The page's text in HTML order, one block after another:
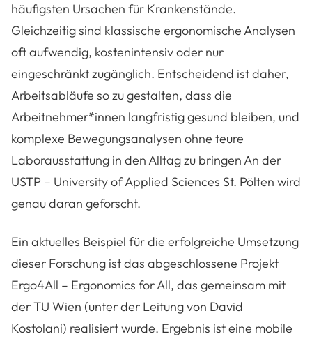
häufigsten Ursachen für Krankenstände.
Gleichzeitig sind klassische ergonomische Analysen
oft aufwendig, kostenintensiv oder nur
eingeschränkt zugänglich. Entscheidend ist daher,
Arbeitsabläufe so zu gestalten, dass die
Arbeitnehmer*innen langfristig gesund bleiben, und
komplexe Bewegungsanalysen ohne teure
Laborausstattung in den Alltag zu bringenAn der
USTP – University of Applied Sciences St. Pölten wird
genau daran geforscht.
Ein aktuelles Beispiel für die erfolgreiche Umsetzung
dieser Forschung ist das abgeschlossene Projekt
Ergo4All – Ergonomics for All, das gemeinsam mit
der TU Wien (unter der Leitung von David
Kostolani) realisiert wurde. Ergebnis ist eine mobile